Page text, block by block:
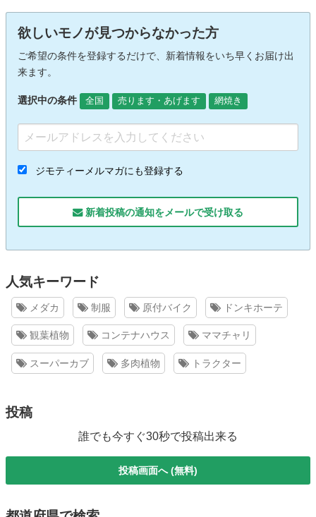
欲しいモノが見つからなかった方
ご希望の条件を登録するだけで、新着情報をいち早くお届け出
来ます。
選択中の条件 全国 売ります・あげます 網焼き
ジモティーメルマガにも登録する
新着投稿の通知をメールで受け取る
人気キーワード
メダカ 制服 原付バイク ドンキホーテ
観葉植物 コンテナハウス ママチャリ
スーパーカブ 多肉植物 トラクター
投稿
誰でも今すぐ30秒で投稿出来る
投稿画面へ (無料)